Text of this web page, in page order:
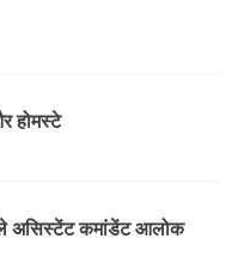
होमस्टे
असिस्टेंट कमांडेंट आलोक